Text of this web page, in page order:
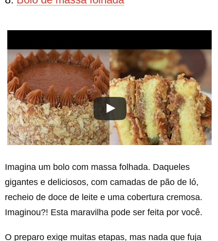
Imagina um bolo com massa folhada. Daqueles
gigantes e deliciosos, com camadas de pão de ló,
recheio de doce de leite e uma cobertura cremosa.
Imaginou?! Esta maravilha pode ser feita por você.
O preparo exige muitas etapas, mas nada que fuja